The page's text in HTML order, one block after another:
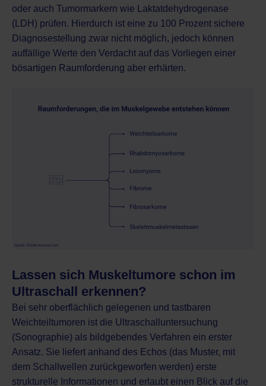
oder auch Tumormarkern wie Laktatdehydrogenase
(LDH) prüfen. Hierdurch ist eine zu 100 Prozent sichere
Diagnosestellung zwar nicht möglich, jedoch können
auffällige Werte den Verdacht auf das Vorliegen einer
bösartigen Raumforderung aber erhärten.
Lassen sich Muskeltumore schon im
Ultraschall erkennen?
Bei sehr oberflächlich gelegenen und tastbaren
Weichteiltumoren ist die Ultraschalluntersuchung
(Sonographie) als bildgebendes Verfahren ein erster
Ansatz. Sie liefert anhand des Echos (das Muster, mit
dem Schallwellen zurückgeworfen werden) erste
strukturelle Informationen und erlaubt einen Blick auf die